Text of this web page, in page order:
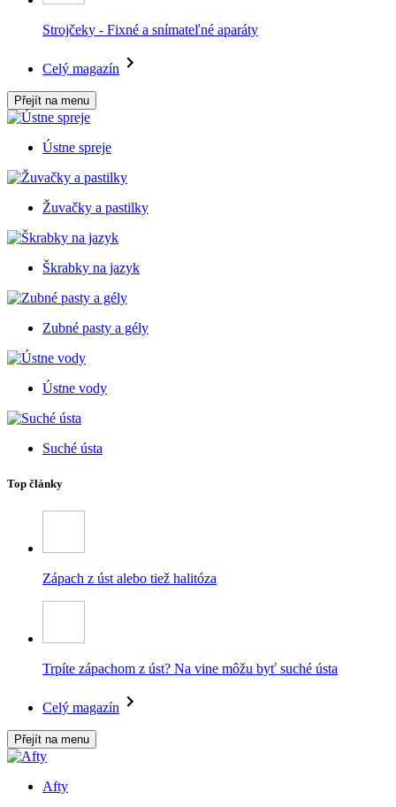
Strojčeky - Fixné a snímateľné aparáty
Celý magazín
Přejít na menu
Ústne spreje
Žuvačky a pastilky
Škrabky na jazyk
Zubné pasty a gély
Ústne vody
Suché ústa
Top články
Zápach z úst alebo tiež halitóza
Trpíte zápachom z úst? Na vine môžu byť suché ústa
Celý magazín
Přejít na menu
Afty